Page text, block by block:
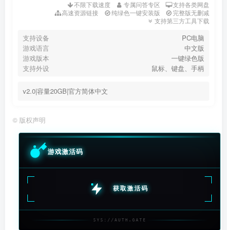
不限下载速度 专属问答专区
支持各类网盘
高速资源链接
纯绿色一键安装版
完整版无删减
支持第三方工具下载
支持设备
PC电脑
游戏语言
中文版
游戏版本
一键绿色版
支持外设
鼠标、键盘、手柄
v2.0|容量20GB|官方简体中文
© 版权声明
游戏激活码
获取激活码
SYS://AUTH.GATE